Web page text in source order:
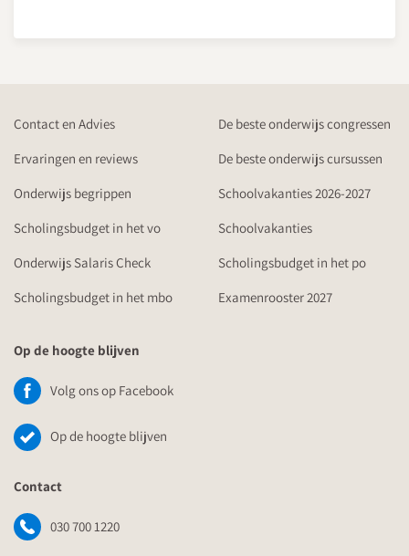
Contact en Advies
De beste onderwijs congressen
Ervaringen en reviews
De beste onderwijs cursussen
Onderwijs begrippen
Schoolvakanties 2026-2027
Scholingsbudget in het vo
Schoolvakanties
Onderwijs Salaris Check
Scholingsbudget in het po
Scholingsbudget in het mbo
Examenrooster 2027
Op de hoogte blijven
Volg ons op Facebook
Op de hoogte blijven
Contact
030 700 1220